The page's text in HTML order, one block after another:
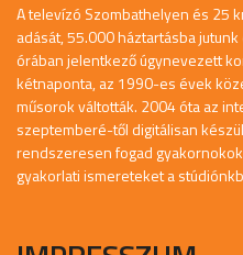
A televízó Szombathelyen és 25
adását, 55.000 háztartásba
órában jelentkező úgynevezett
kétnaponta, az 1990-es évek
műsorok váltották. 2004 óta az
szeptemberé-től digitálisan
rendszeresen fogad
gyakorlati ismereteket a